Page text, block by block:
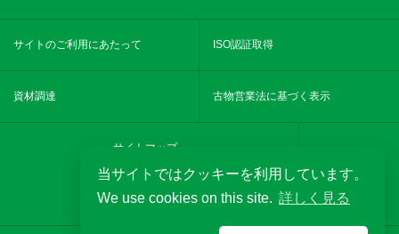
当サイトではクッキーを利用しています。
We use cookies on this site. 詳しく見る
サイトのご利用にあたって ISO認証取得
資材調達 古物営業法に基づく表示
サイトマップ
YouTube
MKseikochannel